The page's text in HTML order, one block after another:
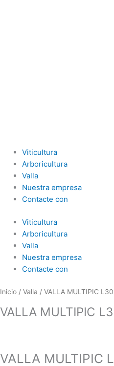
Viticultura
Arboricultura
Valla
Nuestra empresa
Contacte con
Viticultura
Arboricultura
Valla
Nuestra empresa
Contacte con
Inicio / Valla / VALLA MULTIPIC L30
VALLA MULTIPIC
VALLA MULTIPIC